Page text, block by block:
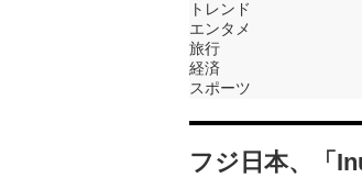
トレンド
エンタメ
旅行
経済
スポーツ
フジ日本、「